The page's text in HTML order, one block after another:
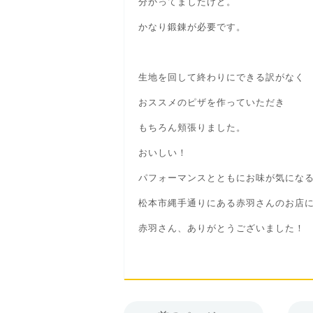
かなり鍛錬が必要です。
生地を回して終わりにできる訳がなく
おススメのピザを作っていただき
もちろん頬張りました。
おいしい！
パフォーマンスとともにお味が気にな
松本市縄手通りにある赤羽さんのお店に
赤羽さん、ありがとうございました！